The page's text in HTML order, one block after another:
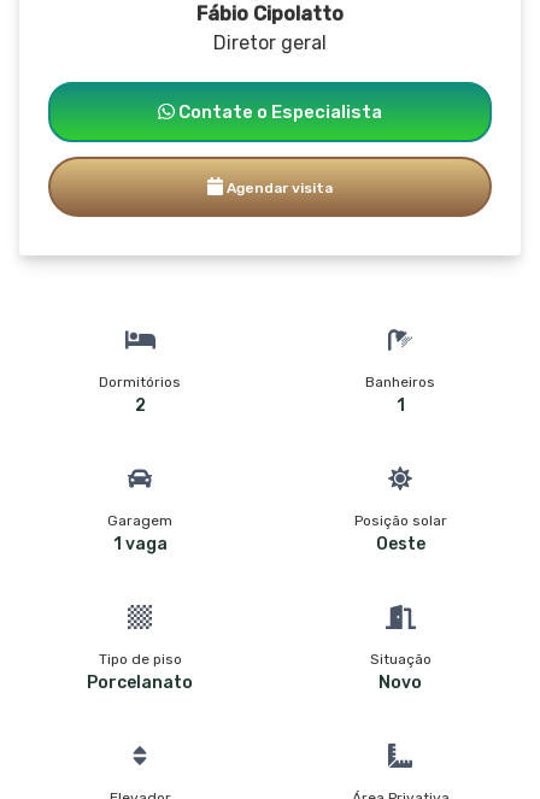
Fábio Cipolatto
Diretor geral
Contate o Especialista
Agendar visita
Dormitórios
2
Banheiros
1
Garagem
1 vaga
Posição solar
Oeste
Tipo de piso
Porcelanato
Situação
Novo